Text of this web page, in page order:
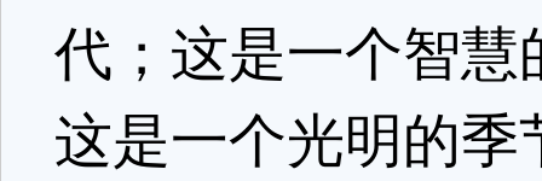
代；这是一个智
这是一个光明的